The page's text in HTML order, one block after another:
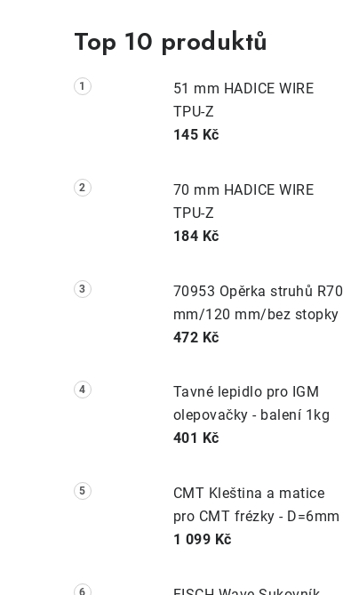
Top 10 produktů
51 mm HADICE WIRE
TPU-Z
145 Kč
70 mm HADICE WIRE
TPU-Z
184 Kč
70953 Opěrka struhů R70
mm/120 mm/bez stopky
472 Kč
Tavné lepidlo pro IGM
olepovačky - balení 1kg
401 Kč
CMT Kleština a matice
pro CMT frézky - D=6mm
1 099 Kč